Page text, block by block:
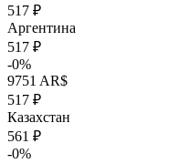
517 ₽
Аргентина
517 ₽
-0%
9751 AR$
517 ₽
Казахстан
561 ₽
-0%